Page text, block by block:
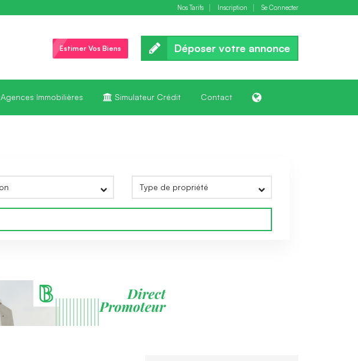
Nos Tarifs Inscription Se Connecter
Estimer Vos Biens Déposer votre annonce
Agences Immobilières Simulateur Crédit Contact